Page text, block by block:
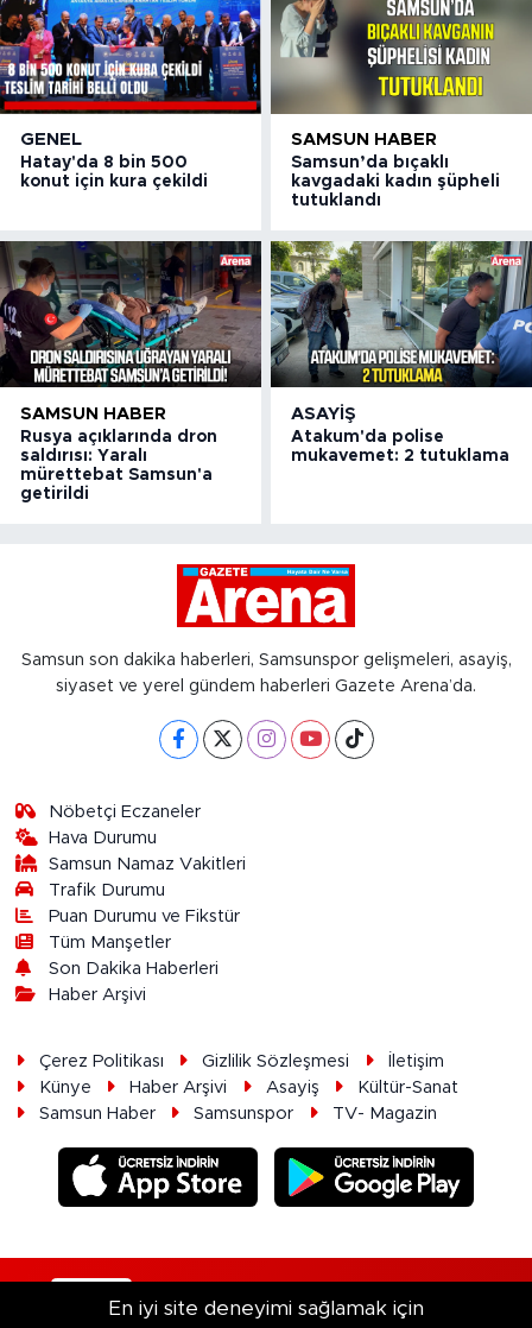
GENEL
Hatay'da 8 bin 500
konut için kura çekildi
SAMSUN HABER
Samsun’da bıçaklı
kavgadaki kadın şüpheli
tutuklandı
SAMSUN HABER
Rusya açıklarında dron
saldırısı: Yaralı
mürettebat Samsun'a
getirildi
ASAYIŞ
Atakum'da polise
mukavemet: 2 tutuklama
Samsun son dakika haberleri, Samsunspor gelişmeleri, asayiş,
siyaset ve yerel gündem haberleri Gazete Arena’da.
Nöbetçi Eczaneler
Hava Durumu
Samsun Namaz Vakitleri
Trafik Durumu
Puan Durumu ve Fikstür
Tüm Manşetler
Son Dakika Haberleri
Haber Arşivi
Çerez Politikası Gizlilik Sözleşmesi
İletişim
Künye
Haber Arşivi Asayiş
Kültür-Sanat
Samsun Haber
Samsunspor TV- Magazin
En iyi site deneyimi sağlamak için